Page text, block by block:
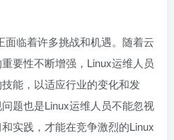
面临着许多挑战和机遇。随着云
要性不断增强，Linux运维人员
能，以适应行业的变化和发
题也是Linux运维人员不能忽视
实践，才能在竞争激烈的Linux